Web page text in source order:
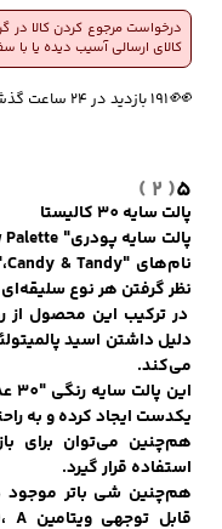
کفش
لباس زیر
5
( 2 )
پالت سایه 30 کالیستا
نظر گرفتن هر نوع
در ترکیب این محصول از
دلیل داشتن اسید
می‌کند.
یکدست ایجاد کرده و به
هم‌چنین می‌توان برای
استفاده قرار گیرد.
هم‌چنین شی باتر موجود
درخواست مرجوع کردن کالا در
کالای ارسالی آسیب دیده یا با🔥
👀191 بازدید در ۲۴ ساعت گذشته
💰
52,915 بازگشت وجه به